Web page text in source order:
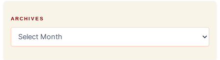
ARCHIVES